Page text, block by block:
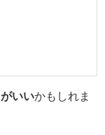
いいかもしれま